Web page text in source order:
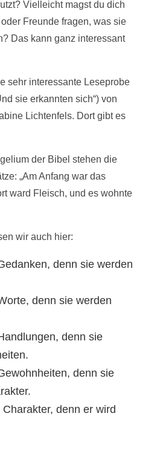
Vielleicht magst du dich
Freunde fragen, was sie
Das kann ganz interessant
sehr interessante Leseprobe
sie erkannten sich“) von
Lichtenfels. Dort gibt es
der Bibel stehen die
„Am Anfang war das
ward Fleisch, und es wohnte
wir auch hier:
denn sie werden
denn sie werden
denn sie
denn sie
denn er wird